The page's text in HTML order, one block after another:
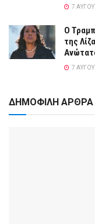
7
Ο
της
7
ΔΗΜΟΦΙΛΗ ΑΡΘΡΑ